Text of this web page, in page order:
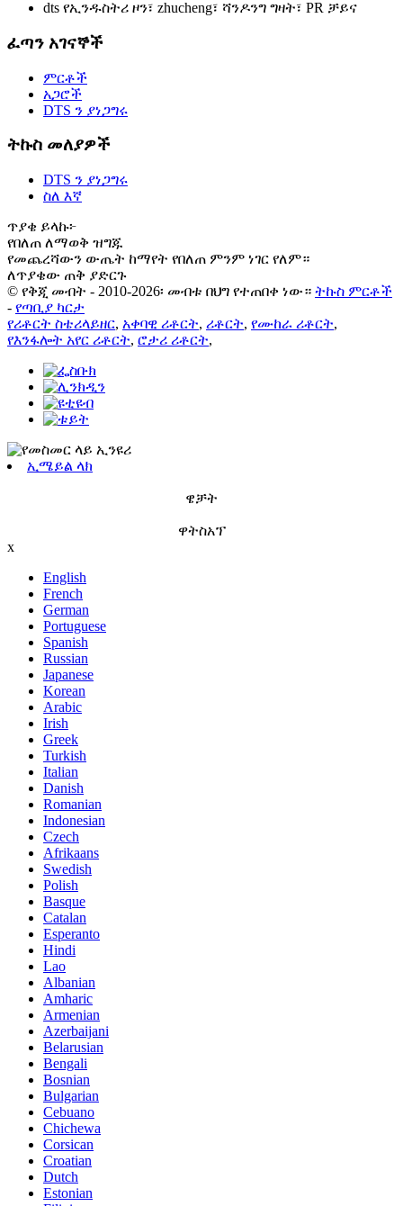
dts የኢንዱስትሪ ዞን፣ zhucheng፣ ሻንዶንግ ግዛት፣ PR ቻይና
ፈጣን አገናኞች
ምርቶች
አጋሮች
DTS ን ያነጋግሩ
ትኩስ መለያዎች
DTS ን ያነጋግሩ
ስለ እኛ
ጥያቄ ይላኩ፦
የበለጠ ለማወቅ ዝግጁ
የመጨረሻውን ውጤት ከማየት የበለጠ ምንም ነገር የለም።
ለጥያቄው ጠቅ ያድርጉ
© የቅጂ መብት - 2010-2026፡ መብቱ በህግ የተጠበቀ ነው። ትኩስ ምርቶች
- የጣቢያ ካርታ
የሪቶርት ስቴሪላይዘር, አቀባዊ ሪቶርት, ሪቶርት, የሙከራ ሪቶርት,
የእንፋሎት አየር ሪቶርት, ሮታሪ ሪቶርት,
ኢሜይል ላክ
ዌቻት
ዋትስአፕ
x
English
French
German
Portuguese
Spanish
Russian
Japanese
Korean
Arabic
Irish
Greek
Turkish
Italian
Danish
Romanian
Indonesian
Czech
Afrikaans
Swedish
Polish
Basque
Catalan
Esperanto
Hindi
Lao
Albanian
Amharic
Armenian
Azerbaijani
Belarusian
Bengali
Bosnian
Bulgarian
Cebuano
Chichewa
Corsican
Croatian
Dutch
Estonian